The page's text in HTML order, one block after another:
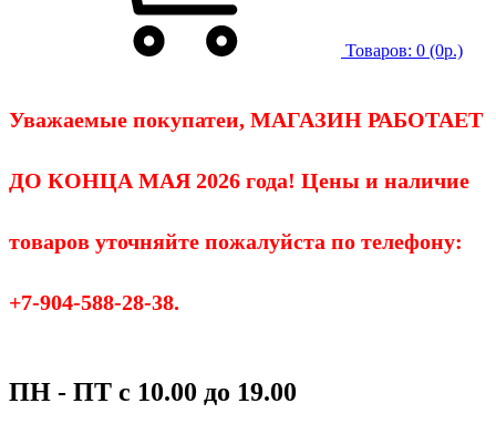
Товаров: 0 (0р.)
Уважаемые покупатеи, МАГАЗИН РАБОТАЕТ
ДО КОНЦА МАЯ 2026 года! Цены и наличие
товаров уточняйте пожалуйста по телефону:
+7-904-588-28-38.
ПН - ПТ с 10.00 до 19.00